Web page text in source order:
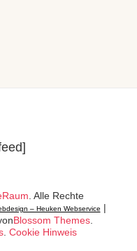
. Alle Rechte
– Heuken Webservice |
Blossom Themes.
. Cookie Hinweis